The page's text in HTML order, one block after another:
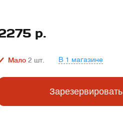
р.
Мало 2 шт. В 1 магазине
Зарезервировать